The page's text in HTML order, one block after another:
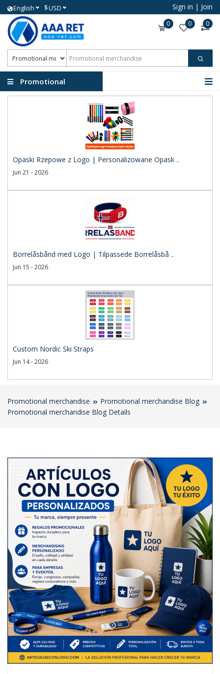
English $USD Sign in | Join
0 0 0
Promotional
Opaski Rzepowe z Logo | Personalizowane Opask ..
Jun 21 - 2026
Borrelåsbånd med Logo | Tilpassede Borrelåsbå ..
Jun 15 - 2026
Custom Nordic Ski Straps
Jun 14 - 2026
Promotional merchandise
Promotional merchandise Blog
Promotional merchandise Blog Details